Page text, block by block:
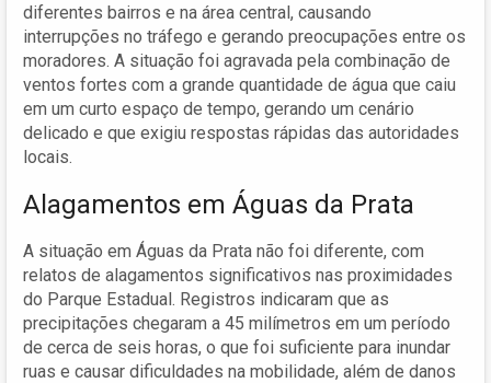
diferentes bairros e na área central, causando
interrupções no tráfego e gerando preocupações entre os
moradores. A situação foi agravada pela combinação de
ventos fortes com a grande quantidade de água que caiu
em um curto espaço de tempo, gerando um cenário
delicado e que exigiu respostas rápidas das autoridades
locais.
Alagamentos em Águas da Prata
A situação em Águas da Prata não foi diferente, com
relatos de alagamentos significativos nas proximidades
do Parque Estadual. Registros indicaram que as
precipitações chegaram a 45 milímetros em um período
de cerca de seis horas, o que foi suficiente para inundar
ruas e causar dificuldades na mobilidade, além de danos